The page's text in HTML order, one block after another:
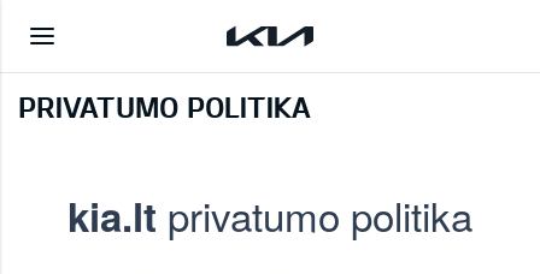
PRIVATUMO POLITIKA
kia.lt privatumo politika